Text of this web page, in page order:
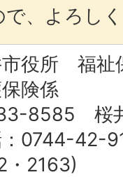
、よろし
市役所 福
険係
8585 桜
0744-42-
・2163)